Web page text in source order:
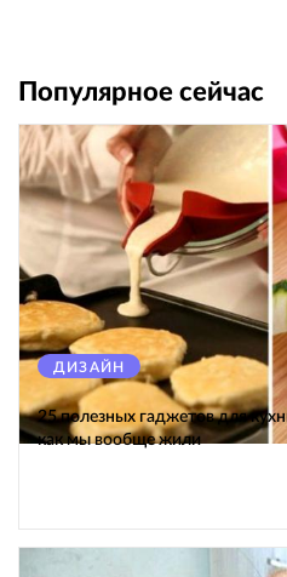
Популярное сейчас
ДИЗАЙН
25 полезных гаджетов для
как мы вообще жили